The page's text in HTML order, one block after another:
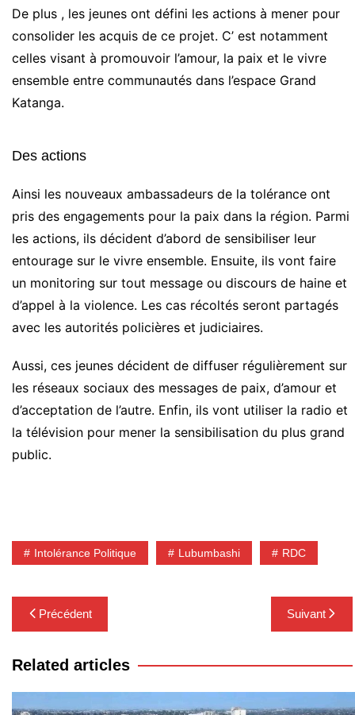
De plus , les jeunes ont défini les actions à mener pour
consolider les acquis de ce projet. C’ est notamment
celles visant à promouvoir l’amour, la paix et le vivre
ensemble entre communautés dans l’espace Grand
Katanga.
Des actions
Ainsi les nouveaux ambassadeurs de la tolérance ont
pris des engagements pour la paix dans la région. Parmi
les actions, ils décident d’abord de sensibiliser leur
entourage sur le vivre ensemble. Ensuite, ils vont faire
un monitoring sur tout message ou discours de haine et
d’appel à la violence. Les cas récoltés seront partagés
avec les autorités policières et judiciaires.
Aussi, ces jeunes décident de diffuser régulièrement sur
les réseaux sociaux des messages de paix, d’amour et
d’acceptation de l’autre. Enfin, ils vont utiliser la radio et
la télévision pour mener la sensibilisation du plus grand
public.
Intolérance Politique Lubumbashi RDC
Navigation
de
l’article
Précédent Suivant
Related articles